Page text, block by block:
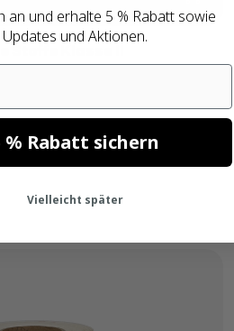
Stoffe Klasse II
an und erhalte 5 % Rabatt sowie
Updates und Aktionen.
% Rabatt sichern
Vielleicht später